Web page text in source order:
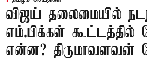
விஜய் தலைமையில்
எம்.பிக்கள் கூட்டத்தில்
என்ன? திருமாவளவன்